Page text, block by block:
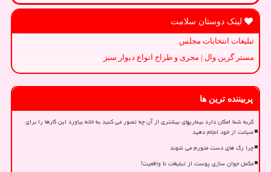
لینک دوستان سلامت
تبلیغات انتخابات مجلس
مستر گرین وال | مجری و طراح انواع دیوار سبز
پربیننده ترین ها
گربه شما امکان دارد بیماریهای بیشتری از آن چه تصور می کنید به خانه بیاورد این کارها را برای
صیانت از خود انجام دهید
چرا رگ های دست متورم می شوند
مکمل جوان سازی پوست از تبلیغات تا واقعیت!